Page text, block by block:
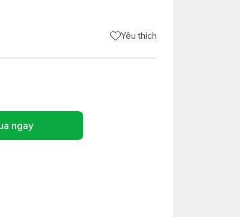
Yêu thích
ngay